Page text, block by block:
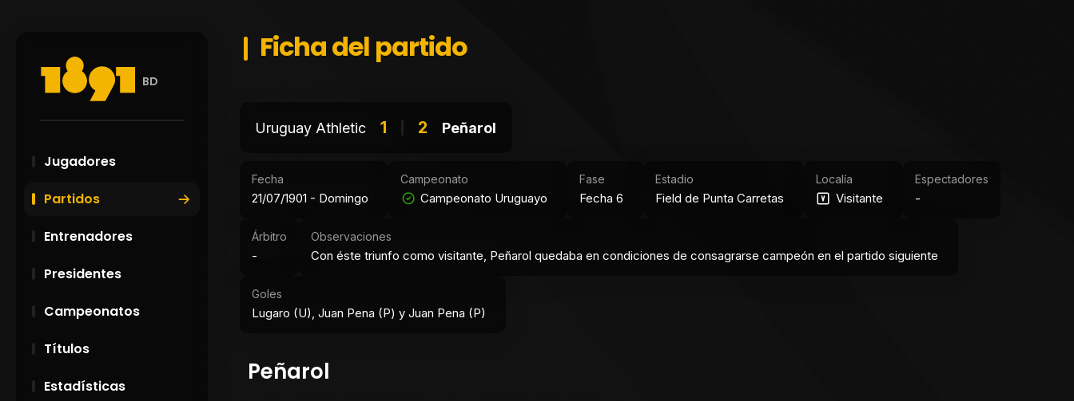
BD
Jugadores
Partidos
Entrenadores
Presidentes
Campeonatos
Títulos
Estadísticas
Ficha del partido
Uruguay Athletic 1 2 Peñarol
Fecha
21/07/1901 - Domingo
Campeonato
Campeonato Uruguayo
Fase
Fecha 6
Estadio
Field de Punta Carretas
Localía
Visitante
Espectadores
-
Árbitro
-
Observaciones
Con éste triunfo como visitante, Peñarol quedaba en condiciones de consagrarse campeón en el partido siguiente
Goles
Lugaro (U), Juan Pena (P) y Juan Pena (P)
Peñarol